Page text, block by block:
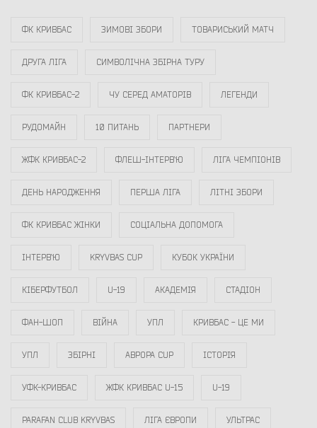
ФК КРИВБАС ЗИМОВІ ЗБОРИ ТОВАРИСЬКИЙ МАТЧ
ДРУГА ЛІГА СИМВОЛІЧНА ЗБІРНА ТУРУ
ФК КРИВБАС-2 ЧУ СЕРЕД АМАТОРІВ ЛЕГЕНДИ
РУДОМАЙН 10 ПИТАНЬ ПАРТНЕРИ
ЖФК КРИВБАС-2 ФЛЕШ-ІНТЕРВ`Ю ЛІГА ЧЕМПІОНІВ
ДЕНЬ НАРОДЖЕННЯ ПЕРША ЛІГА ЛІТНІ ЗБОРИ
ФК КРИВБАС ЖІНКИ СОЦІАЛЬНА ДОПОМОГА
ІНТЕРВ`Ю KRYVBAS CUP КУБОК УКРАЇНИ
КІБЕРФУТБОЛ U-19 АКАДЕМІЯ СТАДІОН
ФАН-ШОП ВІЙНА УПЛ КРИВБАС - ЦЕ МИ
УПЛ ЗБІРНІ АВРОРА CUP ІСТОРІЯ
УФК-КРИВБАС ЖФК КРИВБАС U-15 U-19
PARAFAN CLUB KRYVBAS ЛІГА ЄВРОПИ УЛЬТРАС